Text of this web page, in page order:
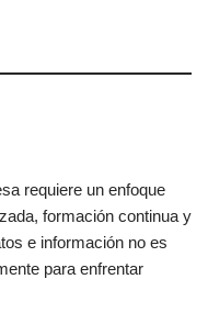
requiere un enfoque
formación continua y
e información no es
para enfrentar